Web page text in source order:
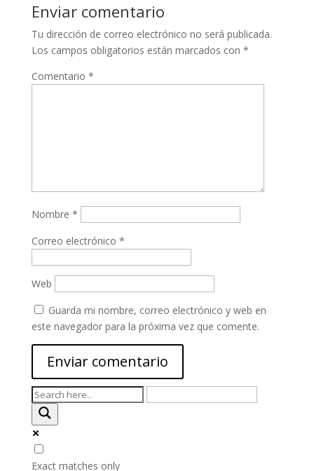
Enviar comentario
Tu dirección de correo electrónico no será publicada.
Los campos obligatorios están marcados con *
Comentario *
Nombre *
Correo electrónico *
Web
Guarda mi nombre, correo electrónico y web en
este navegador para la próxima vez que comente.
Exact matches only